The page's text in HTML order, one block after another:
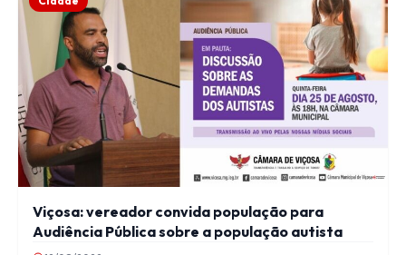
Viçosa: vereador convida população para
Audiência Pública sobre a população autista